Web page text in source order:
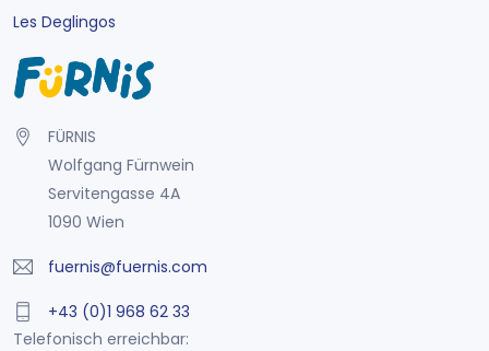
Les Deglingos
FÜRNIS
Wolfgang Fürnwein
Servitengasse 4A
1090 Wien
fuernis@fuernis.com
+43 (0)1 968 62 33
Telefonisch erreichbar: